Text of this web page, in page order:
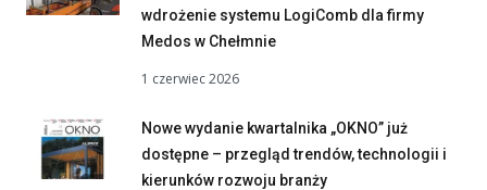
wdrożenie systemu LogiComb dla firmy
Medos w Chełmnie
1 czerwiec 2026
Nowe wydanie kwartalnika „OKNO” już
dostępne – przegląd trendów, technologii i
kierunków rozwoju branży